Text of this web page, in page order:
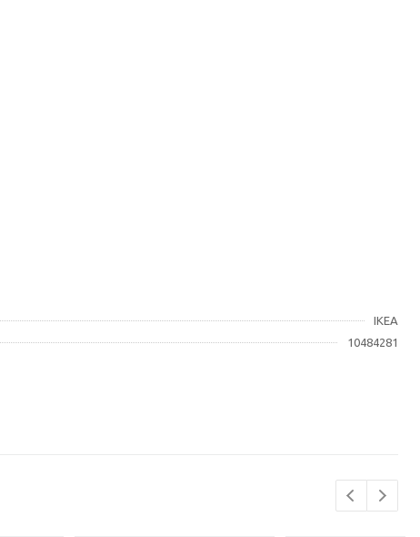
IKEA
10484281